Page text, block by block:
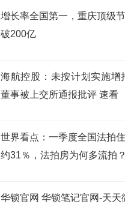
增长率全国第一，重庆顶级
破200亿
海航控股：未按计划实施增
董事被上交所通报批评 速看
世界看点：一季度全国法拍
约31％，法拍房为何多流拍？
华锁官网 华锁笔记官网-天天